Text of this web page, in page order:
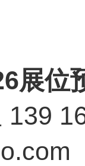
展位
139